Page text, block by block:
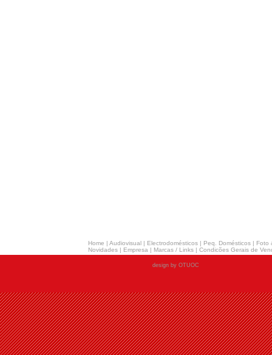
Home | Audiovisual | Electrodomésticos | Peq. Domésticos | Foto
Novidades | Empresa | Marcas / Links | Condicões Gerais de
design by OTUOC